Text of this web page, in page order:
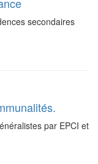
secondaires
par EPCI et